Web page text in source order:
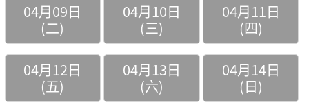
04月09日
(二)
04月10日
(三)
04月11日
(四)
04月12日
(五)
04月13日
(六)
04月14日
(日)